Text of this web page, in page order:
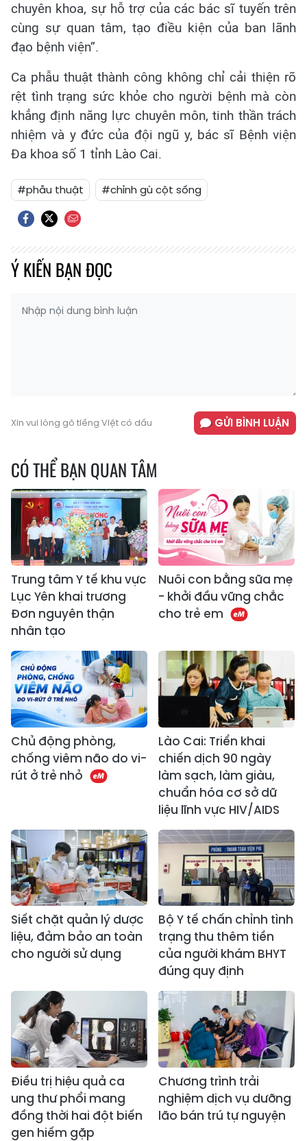
chuyên khoa, sự hỗ trợ của các bác sĩ tuyến trên
cùng sự quan tâm, tạo điều kiện của ban lãnh
đạo bệnh viện”.
Ca phẫu thuật thành công không chỉ cải thiện rõ
rệt tình trạng sức khỏe cho người bệnh mà còn
khẳng định năng lực chuyên môn, tinh thần trách
nhiệm và y đức của đội ngũ y, bác sĩ Bệnh viện
Đa khoa số 1 tỉnh Lào Cai.
#phẫu thuật #chỉnh gù cột sống
Ý KIẾN BẠN ĐỌC
Xin vui lòng gõ tiếng Việt có dấu GỬI BÌNH LUẬN
CÓ THỂ BẠN QUAN TÂM
Trung tâm Y tế khu vực
Lục Yên khai trương
Đơn nguyên thận
nhân tạo
Nuôi con bằng sữa mẹ
- khởi đầu vững chắc
cho trẻ em
Chủ động phòng,
chống viêm não do vi-
rút ở trẻ nhỏ
Lào Cai: Triển khai
chiến dịch 90 ngày
làm sạch, làm giàu,
chuẩn hóa cơ sở dữ
liệu lĩnh vực HIV/AIDS
Siết chặt quản lý dược
liệu, đảm bảo an toàn
cho người sử dụng
Bộ Y tế chấn chỉnh tình
trạng thu thêm tiền
của người khám BHYT
đúng quy định
Điều trị hiệu quả ca
ung thư phổi mang
đồng thời hai đột biến
gen hiếm gặp
Chương trình trải
nghiệm dịch vụ dưỡng
lão bán trú tự nguyện